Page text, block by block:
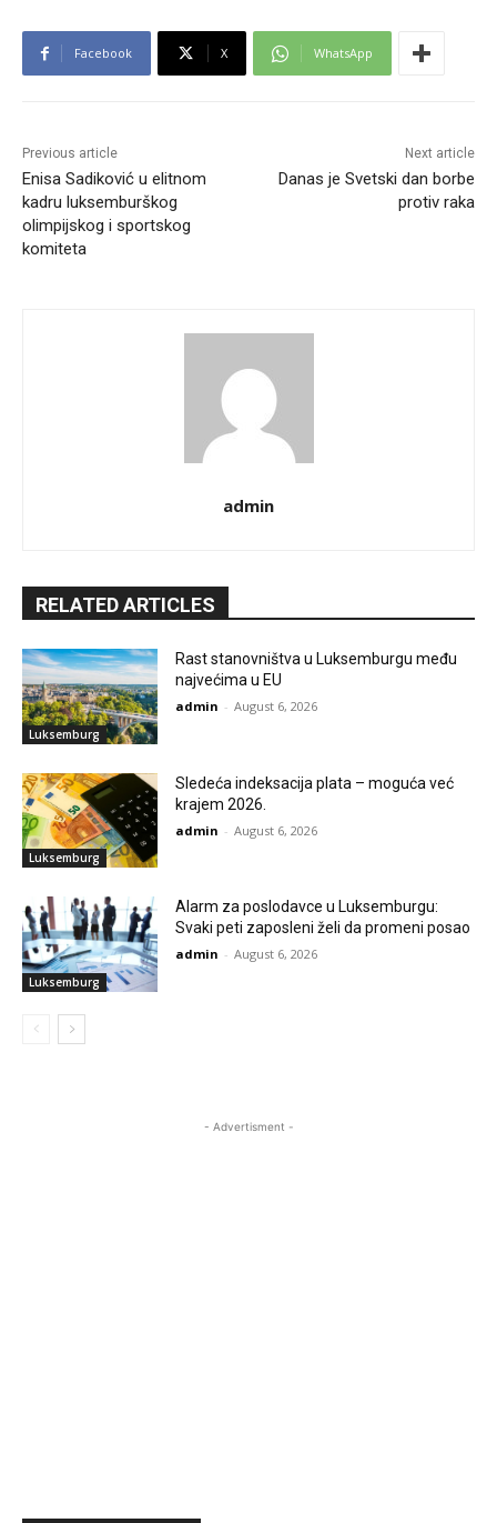
Facebook X WhatsApp
Previous article
Enisa Sadiković u elitnom
kadru luksemburškog
olimpijskog i sportskog
komiteta
Next article
Danas je Svetski dan borbe
protiv raka
admin
RELATED ARTICLES
Luksemburg
Rast stanovništva u Luksemburgu među
najvećima u EU
admin - August 6, 2026
Luksemburg
Sledeća indeksacija plata – moguća već
krajem 2026.
admin - August 6, 2026
Luksemburg
Alarm za poslodavce u Luksemburgu:
Svaki peti zaposleni želi da promeni posao
admin - August 6, 2026
- Advertisment -